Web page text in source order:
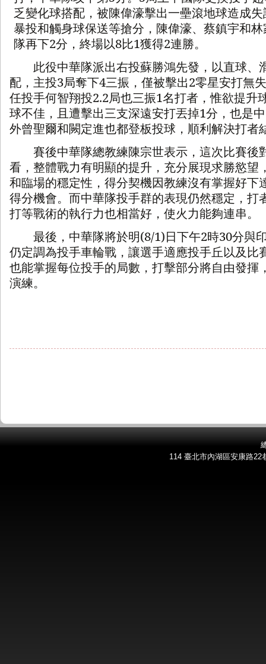
乏變化球搭配，被陳偉濠擊出一壘滾地球造成
暴投和觸身球保送等搶分，陳偉濠、蔡鎮宇和
隊再下2分，終場以8比1獲得2連勝。
此役中華隊派出右投蘇勝鴻先發，以直球、
配，主投3局奪下4三振，僅被擊出2零星安打無
任投手何智翔投2.2局也三振1名打者，惟欲提升
球不佳，且遭擊出三支深遠安打丟掉1分，也是
外曾聖爾和闕定進也都登板投球，順利解決打者
賽後中華隊總教練陳宗世表示，這次比賽後
看，整體戰力有明顯的提升，充分展現求勝慾望
和臨場的穩定性，得分契機因教練沒有掌握好下
得分機會。而中華隊投手群的表現仍然穩定，打
打等戰術的執行力也相當好，使火力能夠連串。
最後，中華隊將於明(8/1)日下午2時30分與
仍定調為投手車輪戰，讓選手適應投手丘以及比
也能掌握每位投手的局數，打擊部分將自由發揮
演練。
114 臺北市內湖區安康路22